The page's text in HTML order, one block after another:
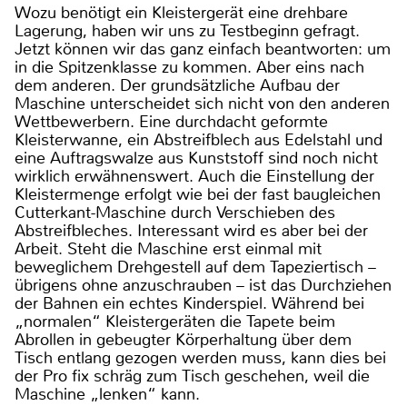
Wozu benötigt ein Kleistergerät eine drehbare
Lagerung, haben wir uns zu Testbeginn gefragt.
Jetzt können wir das ganz einfach beantworten: um
in die Spitzenklasse zu kommen. Aber eins nach
dem anderen. Der grundsätzliche Aufbau der
Maschine unterscheidet sich nicht von den anderen
Wettbewerbern. Eine durchdacht geformte
Kleisterwanne, ein Abstreifblech aus Edelstahl und
eine Auftragswalze aus Kunststoff sind noch nicht
wirklich erwähnenswert. Auch die Einstellung der
Kleistermenge erfolgt wie bei der fast baugleichen
Cutterkant-Maschine durch Verschieben des
Abstreifbleches. Interessant wird es aber bei der
Arbeit. Steht die Maschine erst einmal mit
beweglichem Drehgestell auf dem Tapeziertisch –
übrigens ohne anzuschrauben – ist das Durchziehen
der Bahnen ein echtes Kinderspiel. Während bei
„normalen“ Kleistergeräten die Tapete beim
Abrollen in gebeugter Körperhaltung über dem
Tisch entlang gezogen werden muss, kann dies bei
der Pro fix schräg zum Tisch geschehen, weil die
Maschine „lenken“ kann.